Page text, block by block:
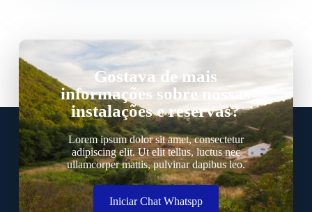
Gostava de mais
informações sobre nossas
instalações e reservas?
Lorem ipsum dolor sit amet, consectetur
adipiscing elit. Ut elit tellus, luctus nec
ullamcorper mattis, pulvinar dapibus leo.
Iniciar Chat Whatspp